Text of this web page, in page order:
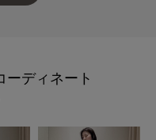
ーディネート